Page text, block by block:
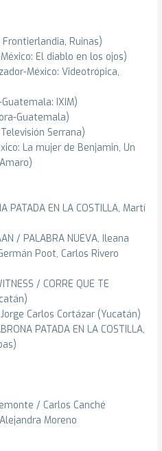
Frontierlandia, Ruinas)
El diablo en los ojos)
México: Videotrópica,
IXIM)
Guatemala)
Serrana)
La mujer de Benjamin, Un
PATADA EN LA COSTILLA, Martí
/ PALABRA NUEVA, Ileana
Poot, Carlos Rivero
/ CORRE QUE TE
Carlos Cortázar (Yucatán)
PATADA EN LA COSTILLA,
/ Carlos Canché
Moreno